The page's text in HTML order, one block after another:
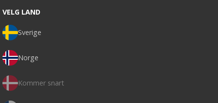
VELG LAND
Sverige
Norge
Kommer snart